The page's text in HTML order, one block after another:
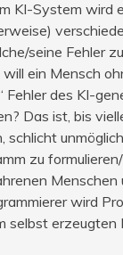
KI-System wird
seine Fehler
ein Mensch
Fehler des KI-
Das ist, bis
schlicht
zu
Menschen
wird
selbst erzeugten